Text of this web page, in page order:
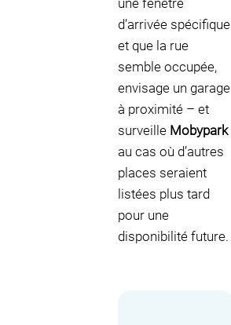
une fenêtre
d’arrivée spécifique
et que la rue
semble occupée,
envisage un garage
à proximité – et
surveille Mobypark
au cas où d’autres
places seraient
listées plus tard
pour une
disponibilité future.